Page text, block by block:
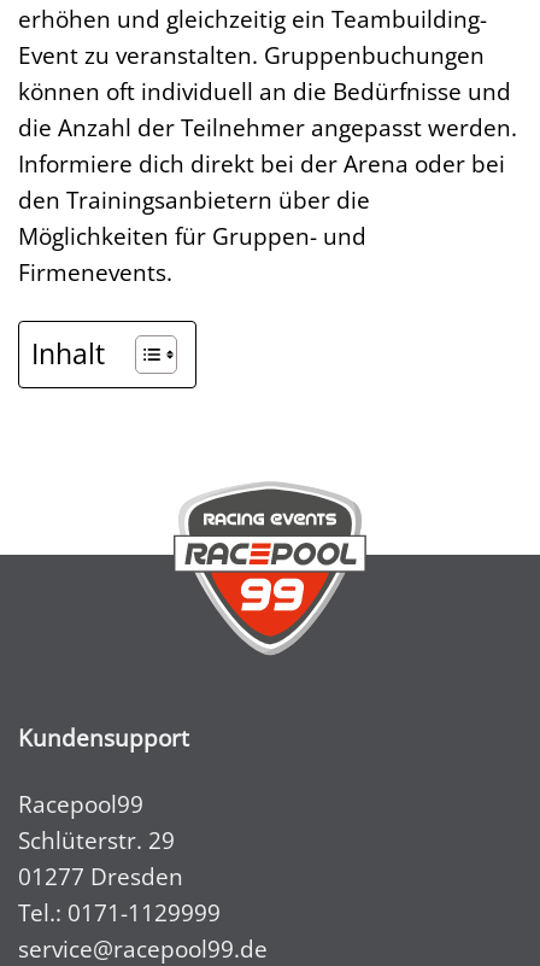
erhöhen und gleichzeitig ein Teambuilding-
Event zu veranstalten. Gruppenbuchungen
können oft individuell an die Bedürfnisse und
die Anzahl der Teilnehmer angepasst werden.
Informiere dich direkt bei der Arena oder bei
den Trainingsanbietern über die
Möglichkeiten für Gruppen- und
Firmenevents.
Inhalt
Kundensupport
Racepool99
Schlüterstr. 29
01277 Dresden
Tel.: 0171-1129999
service@racepool99.de